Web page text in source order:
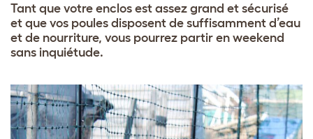
Tant que votre enclos est assez grand et sécurisé
et que vos poules disposent de suffisamment d’eau
et de nourriture, vous pourrez partir en weekend
sans inquiétude.